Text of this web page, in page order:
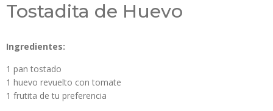
Tostadita de Huevo
Ingredientes:
1 pan tostado
1 huevo revuelto con tomate
1 frutita de tu preferencia